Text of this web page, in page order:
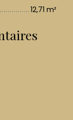
12,71 m²